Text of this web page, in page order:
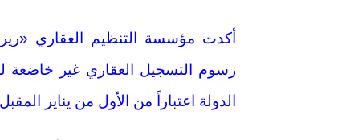
أكدت مؤسسة التنظيم العقاري
رسوم التسجيل العقاري غير خاضعة
الدولة اعتباراً من الأول من يناير